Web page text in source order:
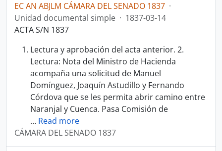
EC AN ABJLM CÁMARA DEL SENADO 1837 ·
Unidad documental simple · 1837-03-14
ACTA S/N 1837
Lectura y aprobación del acta anterior. 2.
Lectura: Nota del Ministro de Hacienda
acompaña una solicitud de Manuel
Domínguez, Joaquín Astudillo y Fernando
Córdova que se les permita abrir camino entre
Naranjal y Cuenca. Pasa Comisión de
… Read more
CÁMARA DEL SENADO 1837